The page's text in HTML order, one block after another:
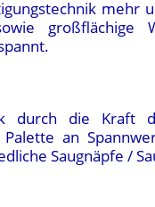
mehr
großflächige
durch die Kraft
an
Saugnäpfe /